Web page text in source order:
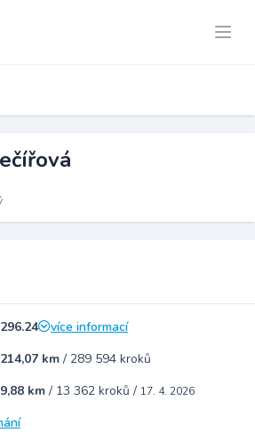
296.24
více informací
214,07 km / 289 594 kroků
9,88 km / 13 362 kroků / 17. 4. 2026